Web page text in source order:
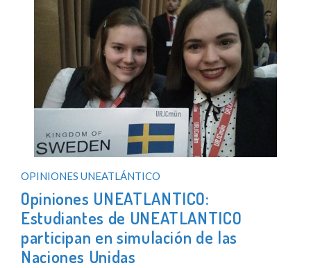
OPINIONES UNEATLÁNTICO
Opiniones UNEATLANTICO:
Estudiantes de UNEATLANTICO
participan en simulación de las
Naciones Unidas